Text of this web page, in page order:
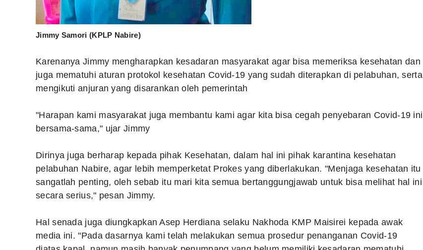
Jimmy Samori (KPLP Nabire)
Karenanya Jimmy mengharapkan kesadaran masyarakat agar bisa memeriksa kesehatan dan
juga mematuhi aturan protokol kesehatan Covid-19 yang sudah diterapkan di pelabuhan, serta
mengikuti anjuran yang disarankan oleh pemerintah
"Harapan kami masyarakat juga membantu kami agar kita bisa cegah penyebaran Covid-19 ini
bersama-sama," ujar Jimmy
Dirinya juga berharap kepada pihak Kesehatan, dalam hal ini pihak karantina kesehatan
pelabuhan Nabire, agar lebih memperketat Prokes yang diberlakukan. "Menjaga kesehatan itu
sangatlah penting, oleh sebab itu mari kita semua bertanggungjawab untuk bisa melihat hal ini
secara serius," pesan Jimmy.
Hal senada juga diungkapkan Asep Herdiana selaku Nakhoda KMP Maisirei kepada awak
media ini. "Pada dasarnya kami telah melakukan semua prosedur penanganan Covid-19